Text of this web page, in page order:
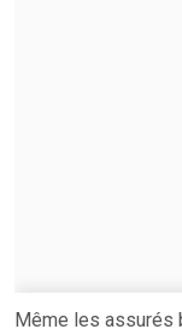
Même les assurés